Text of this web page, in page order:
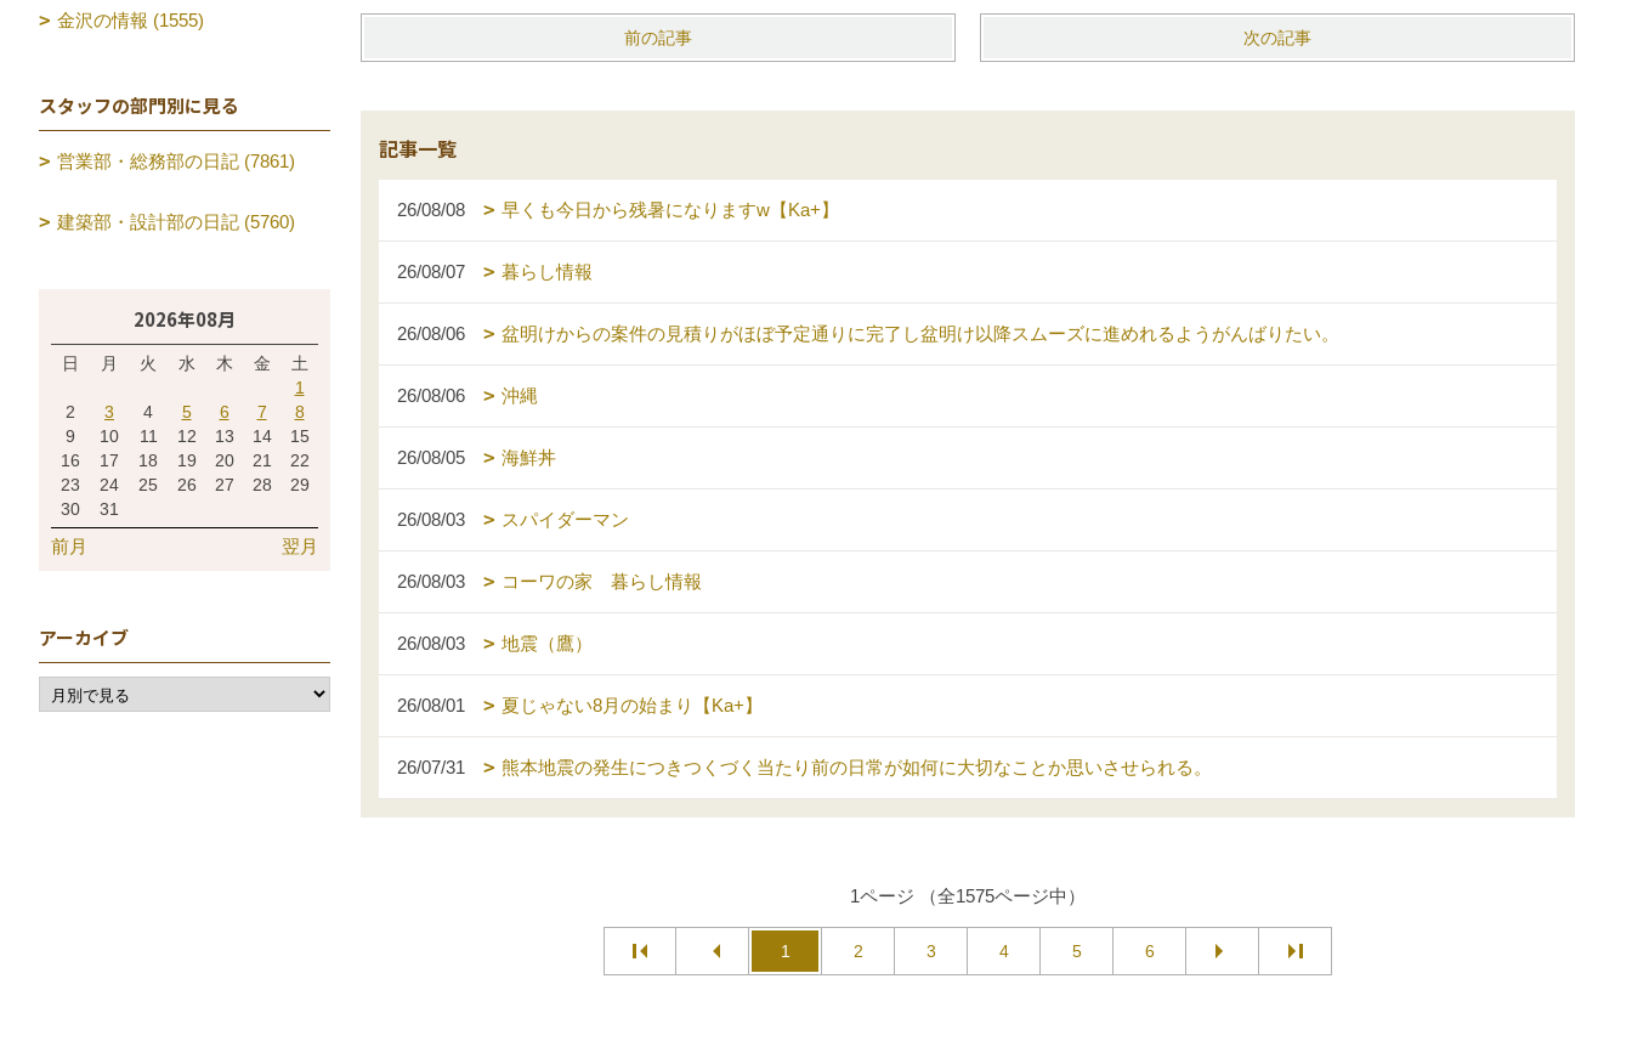
前の記事 次の記事
記事一覧
26/08/08 早くも今日から残暑になりますw【Ka+】
26/08/07 暮らし情報
26/08/06 盆明けからの案件の見積りがほぼ予定通りに完了し盆明け以降スムーズに進めれるようがんばりたい。
26/08/06 沖縄
26/08/05 海鮮丼
26/08/03 スパイダーマン
26/08/03 コーワの家 暮らし情報
26/08/03 地震（鷹）
26/08/01 夏じゃない8月の始まり【Ka+】
26/07/31 熊本地震の発生につきつくづく当たり前の日常が如何に大切なことか思いさせられる。
1ページ （全1575ページ中）
1 2 3 4 5 6
金沢の情報 (1555)
スタッフの部門別に見る
営業部・総務部の日記 (7861)
建築部・設計部の日記 (5760)
2026年08月
日 月 火 水 木 金
土
1
2
3 4 5 6 7
8
9
10 11 12 13 14
15
16
17 18 19 20 21
22
23
24 25 26 27 28
29
30
31
前月 翌月
アーカイブ